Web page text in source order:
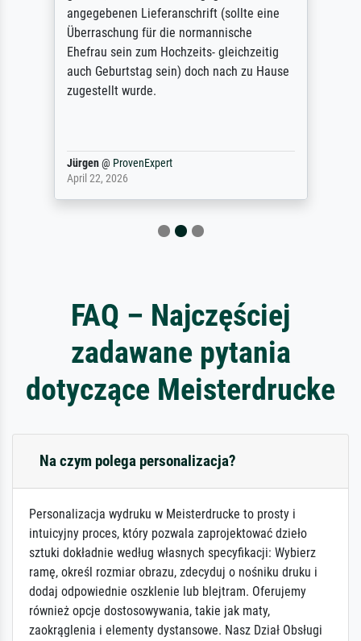
angegebenen Lieferanschrift (sollte eine
Überraschung für die normannische
Ehefrau sein zum Hochzeits- gleichzeitig
auch Geburtstag sein) doch nach zu Hause
zugestellt wurde.
Jürgen@ ProvenExpert
April 22, 2026
FAQ – Najczęściej
zadawane pytania
dotyczące Meisterdrucke
Na czym polega personalizacja?
Personalizacja wydruku w Meisterdrucke to prosty i
intuicyjny proces, który pozwala zaprojektować dzieło
sztuki dokładnie według własnych specyfikacji: Wybierz
ramę, określ rozmiar obrazu, zdecyduj o nośniku druku i
dodaj odpowiednie oszklenie lub blejtram. Oferujemy
również opcje dostosowywania, takie jak maty,
zaokrąglenia i elementy dystansowe. Nasz Dział Obsługi